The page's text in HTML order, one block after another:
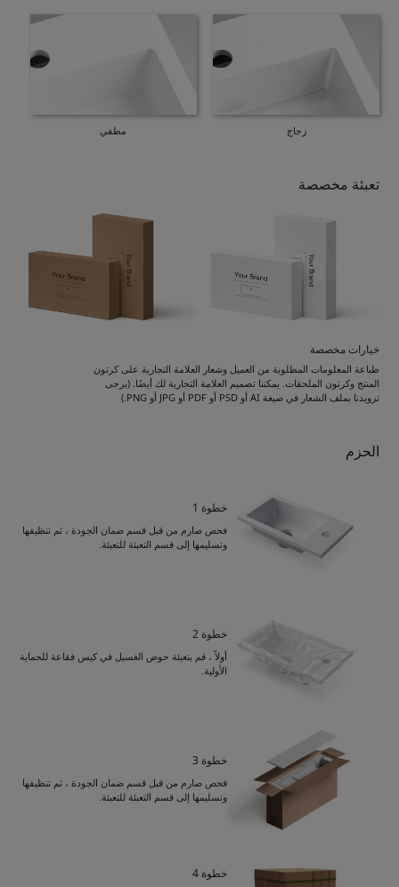
زجاج مطفي
تعبئة مخصصة
خيارات مخصصة
طباعة المعلومات المطلوبة من العميل وشعار العلامة التجارية على كرتون
المنتج وكرتون الملحقات. يمكننا تصميم العلامة التجارية لك أيضًا. (يرجى
تزويدنا بملف الشعار في صيغة AI أو PSD أو PDF أو JPG أو PNG.)
الحزم
خطوة 1
فحص صارم من قبل قسم ضمان الجودة ، ثم تنظيفها
وتسليمها إلى قسم التعبئة للتعبئة.
خطوة 2
أولاً ، قم بتعبئة حوض الغسيل في كيس فقاعة للحماية
الأولية.
خطوة 3
فحص صارم من قبل قسم ضمان الجودة ، ثم تنظيفها
وتسليمها إلى قسم التعبئة للتعبئة.
خطوة 4